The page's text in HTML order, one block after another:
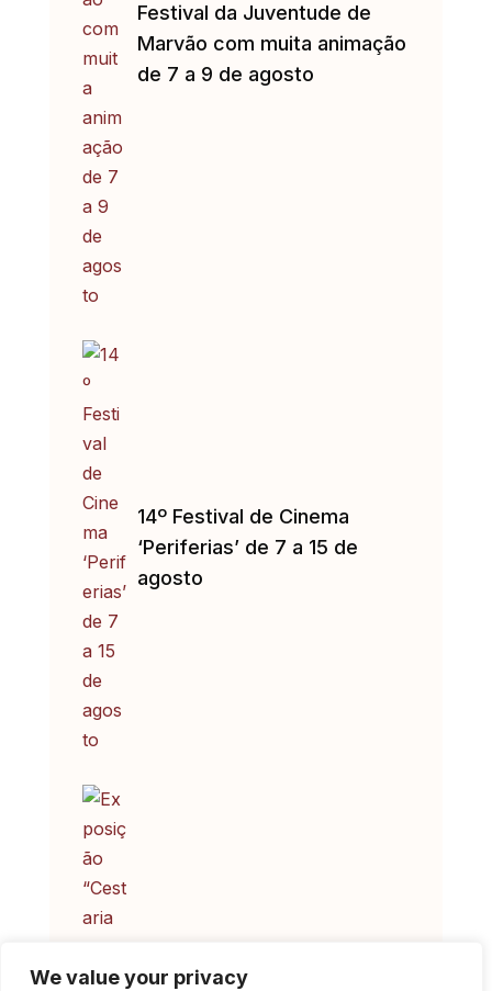
We value your privacy
Festival da Juventude de
Marvão com muita animação
de 7 a 9 de agosto
14º Festival de Cinema
‘Periferias’ de 7 a 15 de
agosto